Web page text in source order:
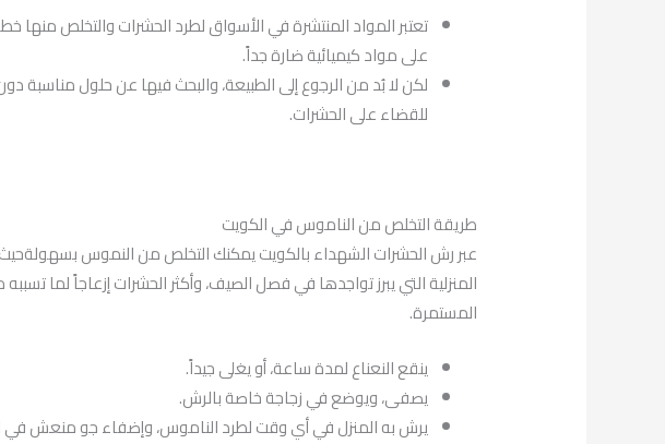
تعتبر المواد المنتشرة في الأسواق لطرد الحشرات والتخلص منها
على مواد كيميائية ضارة جداً.
لكن لا بُد من الرجوع إلى الطبيعة، والبحث فيها عن حلول مناسبة
للقضاء على الحشرات.
طريقة التخلص من الناموس في الكويت
عبر رش الحشرات الشهداء بالكويت يمكنك التخلص من النموس
المنزلية التي يبرز تواجدها في فصل الصيف، وأكثر الحشرات إزعاجاً لما
المستمرة.
ينقع النعناع لمدة ساعة، أو يغلى جيداً.
يصفى، ويوضع في زجاجة خاصة بالرش.
يرش به المنزل في أي وقت لطرد الناموس، وإضفاء جو منعش في